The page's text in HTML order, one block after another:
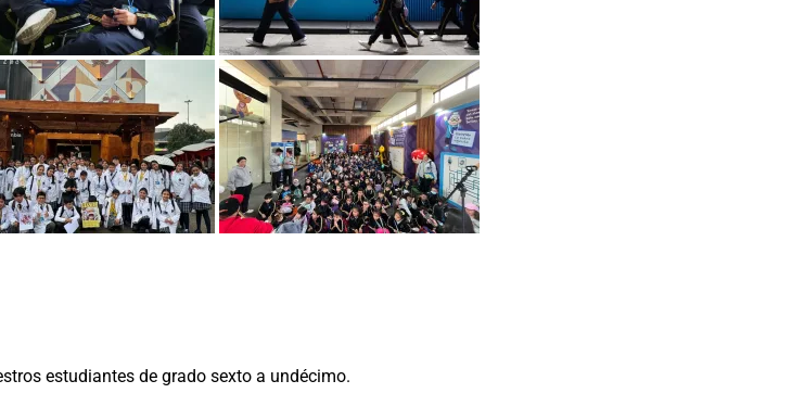
estudiantes de grado sexto a undécimo.